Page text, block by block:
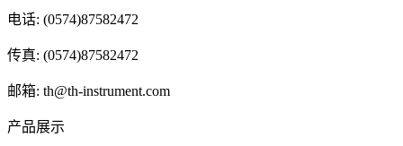
电话: (0574)87582472
传真: (0574)87582472
邮箱: th@th-instrument.com
产品展示